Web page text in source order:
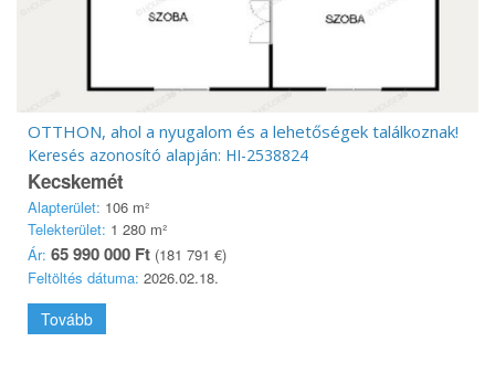
OTTHON, ahol a nyugalom és a lehetőségek találkoznak!
Keresés azonosító alapján: HI-2538824
Kecskemét
Alapterület: 106 m²
Telekterület: 1 280 m²
Ár: 65 990 000 Ft (181 791 €)
Feltöltés dátuma: 2026.02.18.
Tovább